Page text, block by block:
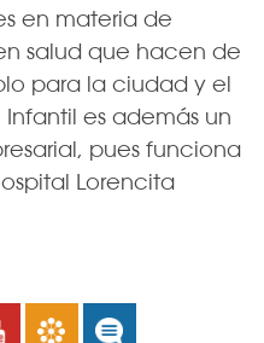
en materia de
salud que hacen de
para la ciudad y el
Infantil es además un
pues funciona
Lorencita
YoutubeBoletines